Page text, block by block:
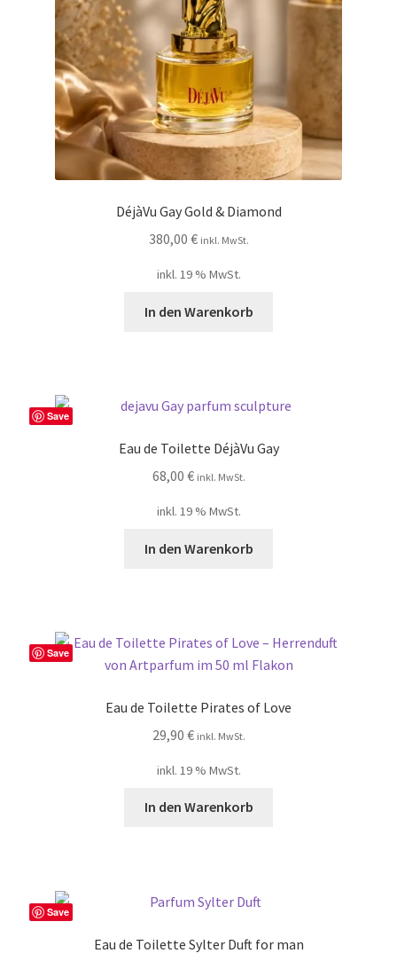
DéjàVu Gay Gold & Diamond
380,00 € inkl. MwSt.
inkl. 19 % MwSt.
In den Warenkorb
Save
Eau de Toilette DéjàVu Gay
68,00 € inkl. MwSt.
inkl. 19 % MwSt.
In den Warenkorb
Save
Eau de Toilette Pirates of Love
29,90 € inkl. MwSt.
inkl. 19 % MwSt.
In den Warenkorb
Save
Eau de Toilette Sylter Duft for man